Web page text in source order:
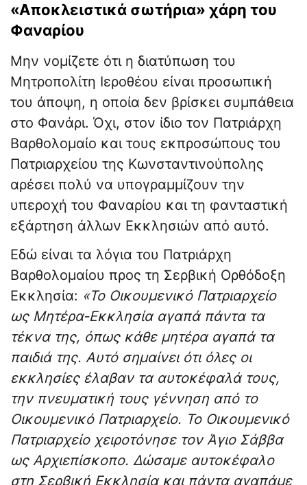
«Αποκλειστικά σωτήρια» χάρη του
Φαναρίου
Μην νομίζετε ότι η διατύπωση του
Μητροπολίτη Ιεροθέου είναι προσωπική
του άποψη, η οποία δεν βρίσκει συμπάθεια
στο Φανάρι. Όχι, στον ίδιο τον Πατριάρχη
Βαρθολομαίο και τους εκπροσώπους του
Πατριαρχείου της Κωνσταντινούπολης
αρέσει πολύ να υπογραμμίζουν την
υπεροχή του Φαναρίου και τη φανταστική
εξάρτηση άλλων Εκκλησιών από αυτό.
Εδώ είναι τα λόγια του Πατριάρχη
Βαρθολομαίου προς τη Σερβική Ορθόδοξη
Εκκλησία: «Το Οικουμενικό Πατριαρχείο
ως Μητέρα-Εκκλησία αγαπά πάντα τα
τέκνα της, όπως κάθε μητέρα αγαπά τα
παιδιά της. Αυτό σημαίνει ότι όλες οι
εκκλησίες έλαβαν τα αυτοκέφαλά τους,
την πνευματική τους γέννηση από το
Οικουμενικό Πατριαρχείο. Το Οικουμενικό
Πατριαρχείο χειροτόνησε τον Άγιο Σάββα
ως Αρχιεπίσκοπο. Δώσαμε αυτοκέφαλο
στη Σερβική Εκκλησία και πάντα αγαπάμε